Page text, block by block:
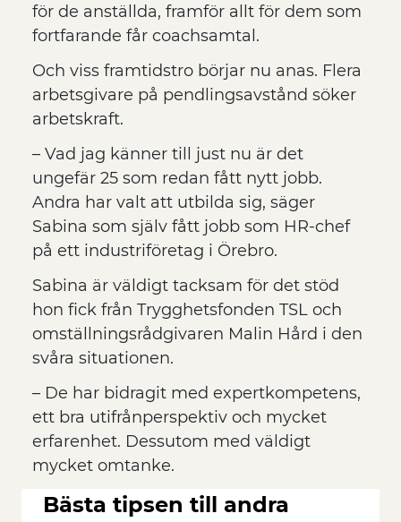
för de anställda, framför allt för dem som
fortfarande får coachsamtal.
Och viss framtidstro börjar nu anas. Flera
arbetsgivare på pendlingsavstånd söker
arbetskraft.
– Vad jag känner till just nu är det
ungefär 25 som redan fått nytt jobb.
Andra har valt att utbilda sig, säger
Sabina som själv fått jobb som HR-chef
på ett industriföretag i Örebro.
Sabina är väldigt tacksam för det stöd
hon fick från Trygghetsfonden TSL och
omställningsrådgivaren Malin Hård i den
svåra situationen.
– De har bidragit med expertkompetens,
ett bra utifrånperspektiv och mycket
erfarenhet. Dessutom med väldigt
mycket omtanke.
Bästa tipsen till andra